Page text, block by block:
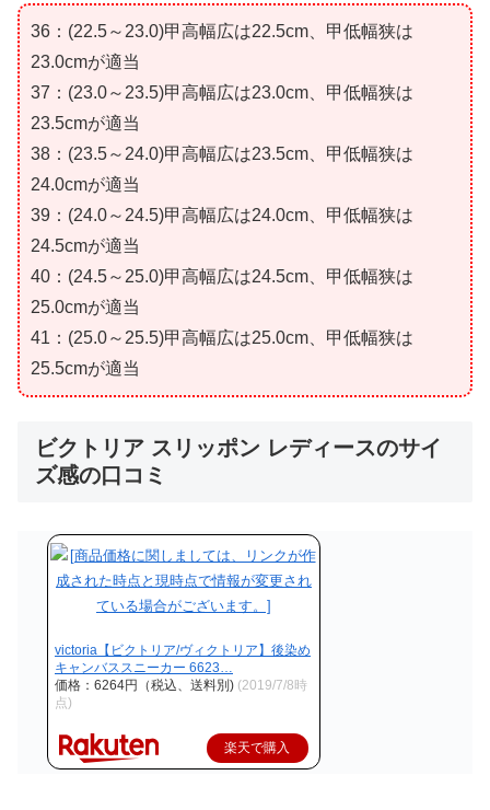
36：(22.5～23.0)甲高幅広は22.5cm、甲低幅狭は
23.0cmが適当
37：(23.0～23.5)甲高幅広は23.0cm、甲低幅狭は
23.5cmが適当
38：(23.5～24.0)甲高幅広は23.5cm、甲低幅狭は
24.0cmが適当
39：(24.0～24.5)甲高幅広は24.0cm、甲低幅狭は
24.5cmが適当
40：(24.5～25.0)甲高幅広は24.5cm、甲低幅狭は
25.0cmが適当
41：(25.0～25.5)甲高幅広は25.0cm、甲低幅狭は
25.5cmが適当
ビクトリア スリッポン レディースのサイ
ズ感の口コミ
victoria【ビクトリア/ヴィクトリア】後染め
キャンバススニーカー 6623…
価格：6264円（税込、送料別) (2019/7/8時
点)
楽天で購入